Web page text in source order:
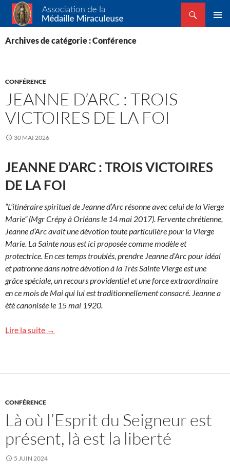
Association de la Médaille Miraculeuse
Recherche
ALLER
CONTENU
Archives de catégorie : Conférence
CONFÉRENCE
JEANNE D’ARC : TROIS
VICTOIRES DE LA FOI
30 MAI 2026
JEANNE D’ARC : TROIS VICTOIRES
DE LA FOI
“L’itinéraire spirituel de Jeanne d’Arc résonne avec celui de la Vierge
Marie” (Mgr Crépy à Orléans le 14 mai 2017). Fervente chrétienne,
Jeanne d’Arc avait une dévotion toute particulière pour la Vierge
Marie. La Sainte nous est ici proposée comme modèle et
protectrice. En ces temps troublés, prendre Jeanne d’Arc pour idéal
et patronne dans notre dévotion à la Très Sainte Vierge est une
grâce spéciale, un recours providentiel et une force extraordinaire
en ce mois de Mai qui lui est traditionnellement consacré. Jeanne a
été canonisée le 15 mai 1920.
Lire la suite →
CONFÉRENCE
Là où l’Esprit du Seigneur est
présent, là est la liberté
5 JUIN 2024